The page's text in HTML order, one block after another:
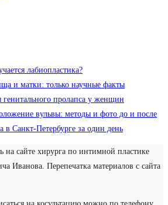
лабиопластика?
и матки: только научные факты
пролапса у женщин
вульвы: методы и фото до и после
в Санкт-Петербурге за один день
сайте хирурга по интимной пластике
Иванова. Перепечатка материалов с сайта